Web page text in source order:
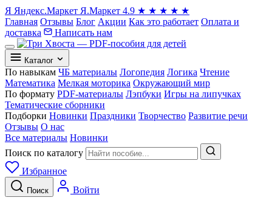
Я Яндекс.Маркет Я.Маркет 4.9 ★ ★ ★ ★ ★
Главная Отзывы Блог Акции Как это работает Оплата и
доставка
Написать нам
Каталог
По навыкам ЧБ материалы Логопедия Логика Чтение
Математика Мелкая моторика Окружающий мир
По формату PDF-материалы Лэпбуки Игры на липучках
Тематические сборники
Подборки Новинки Праздники Творчество Развитие речи
Отзывы О нас
Все материалы Новинки
Поиск по каталогу
Избранное
Поиск Войти